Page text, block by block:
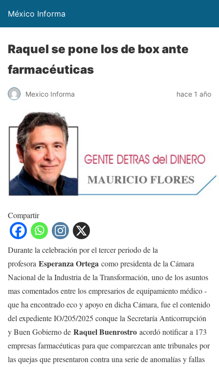
México Informa
Raquel se pone los de box ante
farmacéuticas
Mexico Informa hace 1 año
Compartir
Durante la celebración por el tercer periodo de la
profesora Esperanza Ortega como presidenta de la Cámara
Nacional de la Industria de la Transformación, uno de los asuntos
mas comentados entre los empresarios de equipamiento médico -
que ha encontrado eco y apoyo en dicha Cámara, fue el contenido
del expediente IO/205/2025 conque la Secretaría Anticorrupción
y Buen Gobierno de Raquel Buenrostro acordó notificar a 173
empresas farmacéuticas para que comparezcan ante tribunales por
las quejas que presentaron contra una serie de anomalías y fallas